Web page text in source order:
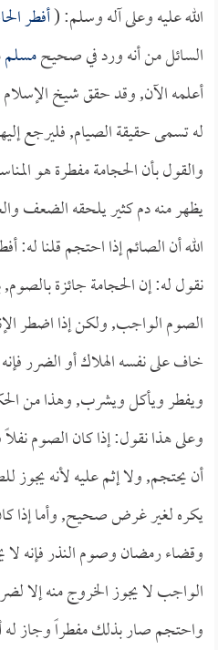
الله عليه وعلى آله وسلم: (أفطر
السائل من أنه ورد في صحيحمسلم
أعلمه الآن, وقد حقق شيخ الإسلام
له تسمى حقيقة الصيام, فليرجع
والقول بأن الحجامة مفطرة هو
يظهر منه دم كثير يلحقه الضعف
الله أن الصائم إذا احتجم قلنا
نقول له: إن الحجامة جائزة
الصوم الواجب, ولكن إذا اضطر
خاف على نفسه الهلاك أو الضرر
ويفطر ويأكل ويشرب, وهذا من
وعلى هذا نقول: إذا كان الصوم
أن يحتجم, ولا إثم عليه لأنه يجوز
يكره لغير غرض صحيح, وأما إذا
وقضاء رمضان وصوم النذر فإنه
الواجب لا يجوز الخروج منه إلا
واحتجم صار بذلك مفطراً وجاز